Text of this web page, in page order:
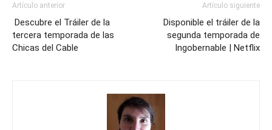
Artículo anterior
Descubre el Tráiler de la
tercera temporada de las
Chicas del Cable
Artículo siguiente
Disponible el tráiler de la
segunda temporada de
Ingobernable | Netflix